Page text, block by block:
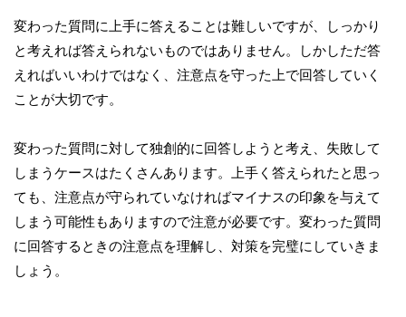
変わった質問に上手に答えることは難しいですが、しっかり
と考えれば答えられないものではありません。しかしただ答
えればいいわけではなく、注意点を守った上で回答していく
ことが大切です。
変わった質問に対して独創的に回答しようと考え、失敗して
しまうケースはたくさんあります。上手く答えられたと思っ
ても、注意点が守られていなければマイナスの印象を与えて
しまう可能性もありますので注意が必要です。変わった質問
に回答するときの注意点を理解し、対策を完璧にしていきま
しょう。